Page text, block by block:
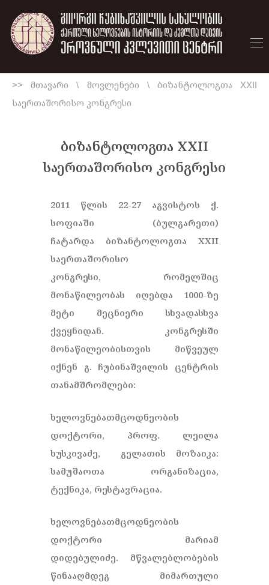
>> მთავარი \ მოვლენები \ ბიზანტოლოგთა XXII
საერთაშორისო კონგრესი
ბიზანტოლოგთა XXII
საერთაშორისო კონგრესი
2011 წლის 22-27 აგვისტოს ქ.
სოფიაში (ბულგარეთი)
ჩატარდა ბიზანტოლოგთა XXII
საერთაშორისო
კონგრესი, რომელშიც
მონაწილეობას იღებდა 1000-ზე
მეტი მეცნიერი სხვადასხვა
ქვეყნიდან. კონგრესში
მონაწილეობისთვის მიწვეულ
იქნენ გ. ჩუბინაშვილის ცენტრის
თანამშრომლები:
ხელოვნებათმცოდნეობის
დოქტორი, პროფ. ლეილა
ხუსკივაძე, გელათის მოზაიკა:
სამუშაოთა ორგანიზაცია,
ტექნიკა, რესტავრაცია.
ხელოვნებათმცოდნეობის
დოქტორი მარიამ
დიდებულიძე. მწვალებლობების
წინააღმდეგ მიმართული